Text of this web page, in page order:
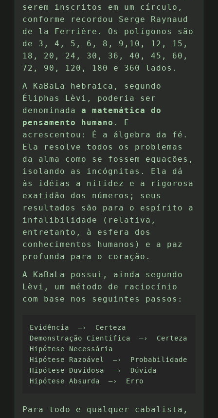
serem inscritos em um círculo,
conforme recordou Serge Raynaud
de la Ferrière. Os polígonos são
de 3, 4, 5, 6, 8, 9,10, 12, 15,
18, 20, 24, 30, 36, 40, 45, 60,
72, 90, 120, 180 e 360 lados.
A KaBaLa hebraica, segundo
Éliphas Lèvi, poderia ser
denominada a matemática do
pensamento humano . E
acrescentou: É a álgebra da fé.
Ela resolve todos os problemas
da alma como se fossem equações,
isolando as incógnitas. Ela dá
às idéias a nitidez e a rigorosa
exatidão dos números; seus
resultados são para o espírito a
infalibilidade (relativa,
entretanto, à esfera dos
conhecimentos humanos) e a paz
profunda para o coração.
A KaBaLa possui, ainda segundo
Lèvi, um método de raciocínio
com base nos seguintes passos:
Evidência  —›  Certeza
Demonstração Científica  —›  Certeza
Hipótese Necessária
Hipótese Razoável  —›  Probabilidade
Hipótese Duvidosa  —›  Dúvida
Hipótese Absurda  —›  Erro
Para todo e qualquer cabalista,